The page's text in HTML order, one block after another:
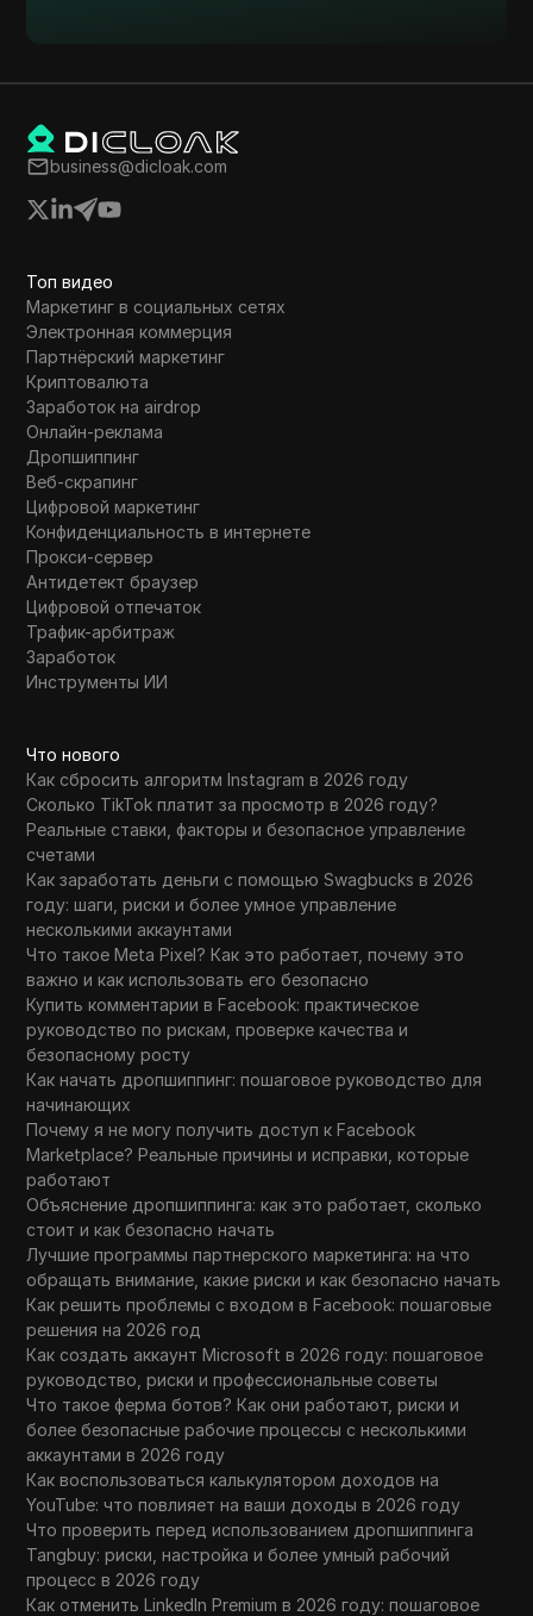
business@dicloak.com
Топ видео
Маркетинг в социальных сетях
Электронная коммерция
Партнёрский маркетинг
Криптовалюта
Заработок на airdrop
Онлайн-реклама
Дропшиппинг
Веб-скрапинг
Цифровой маркетинг
Конфиденциальность в интернете
Прокси-сервер
Антидетект браузер
Цифровой отпечаток
Трафик-арбитраж
Заработок
Инструменты ИИ
Что нового
Как сбросить алгоритм Instagram в 2026 году
Сколько TikTok платит за просмотр в 2026 году?
Реальные ставки, факторы и безопасное управление
счетами
Как заработать деньги с помощью Swagbucks в 2026
году: шаги, риски и более умное управление
несколькими аккаунтами
Что такое Meta Pixel? Как это работает, почему это
важно и как использовать его безопасно
Купить комментарии в Facebook: практическое
руководство по рискам, проверке качества и
безопасному росту
Как начать дропшиппинг: пошаговое руководство для
начинающих
Почему я не могу получить доступ к Facebook
Marketplace? Реальные причины и исправки, которые
работают
Объяснение дропшиппинга: как это работает, сколько
стоит и как безопасно начать
Лучшие программы партнерского маркетинга: на что
обращать внимание, какие риски и как безопасно начать
Как решить проблемы с входом в Facebook: пошаговые
решения на 2026 год
Как создать аккаунт Microsoft в 2026 году: пошаговое
руководство, риски и профессиональные советы
Что такое ферма ботов? Как они работают, риски и
более безопасные рабочие процессы с несколькими
аккаунтами в 2026 году
Как воспользоваться калькулятором доходов на
YouTube: что повлияет на ваши доходы в 2026 году
Что проверить перед использованием дропшиппинга
Tangbuy: риски, настройка и более умный рабочий
процесс в 2026 году
Как отменить LinkedIn Premium в 2026 году: пошаговое